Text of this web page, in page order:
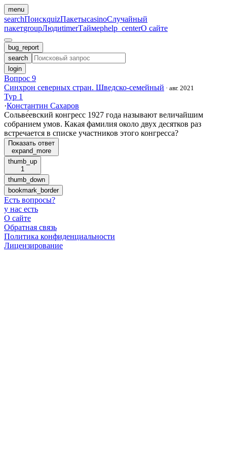
menu
searchПоискquizПакетыcasinoСлучайный
пакетgroupЛюдиtimerТаймерhelp_centerО сайте
bug_report
search
login
Вопрос 9
Синхрон северных стран. Шведско-семейный · авг. 2021
Тур 1
·Константин Сахаров
Сольве́евский конгресс 1927 года называют величайшим
собранием умов. Какая фамилия около двух десятков раз
встречается в списке участников этого конгресса?
Показать ответ
expand_more
thumb_up
1
thumb_down
bookmark_border
Есть вопросы?
у нас есть
О сайте
Обратная связь
Политика конфиденциальности
Лицензирование